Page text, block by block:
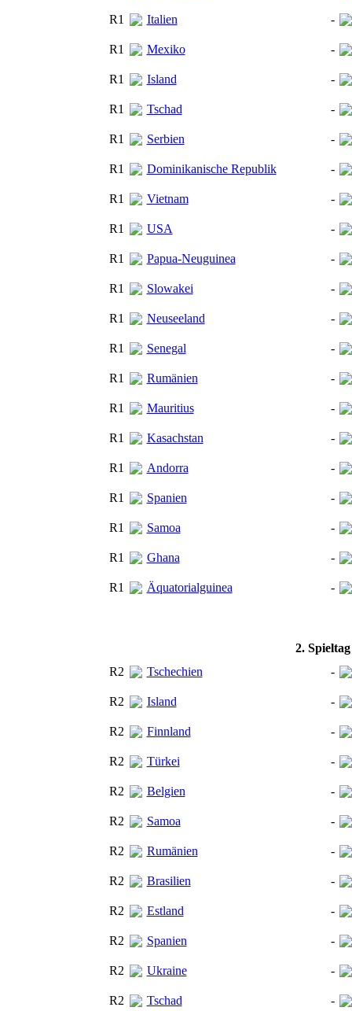
R1 Italien -
R1 Mexiko -
R1 Island -
R1 Tschad -
R1 Serbien -
R1 Dominikanische Republik -
R1 Vietnam -
R1 USA -
R1 Papua-Neuguinea -
R1 Slowakei -
R1 Neuseeland -
R1 Senegal -
R1 Rumänien -
R1 Mauritius -
R1 Kasachstan -
R1 Andorra -
R1 Spanien -
R1 Samoa -
R1 Ghana -
R1 Äquatorialguinea -
2.
R2
Tschechien -
R2 Island -
R2 Finnland -
R2 Türkei -
R2 Belgien -
R2 Samoa -
R2 Rumänien -
R2 Brasilien -
R2 Estland -
R2 Spanien -
R2 Ukraine -
R2 Tschad -